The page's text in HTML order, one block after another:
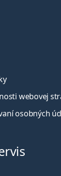
webovej
osobných